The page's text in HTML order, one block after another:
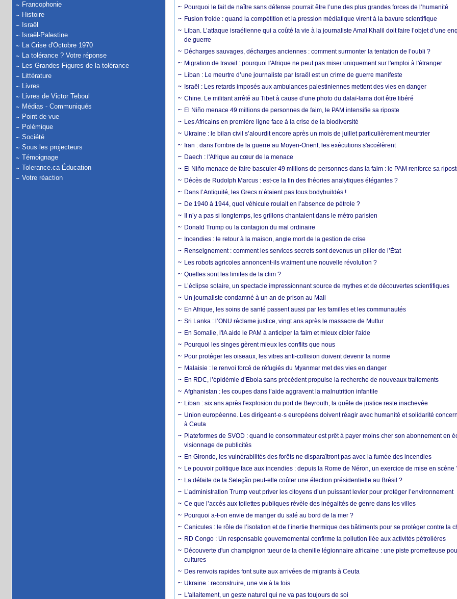
Francophonie
Histoire
Israël
Israël-Palestine
La Crise d'Octobre 1970
La tolérance ? Votre réponse
Les Grandes Figures de la tolérance
Littérature
Livres
Livres de Victor Teboul
Médias - Communiqués
Point de vue
Polémique
Société
Sous les projecteurs
Témoignage
Tolerance.ca Éducation
Votre réaction
Pourquoi le fait de naître sans défense pourrait être l’une des plus grandes forces de l’humanité
Fusion froide : quand la compétition et la pression médiatique virent à la bavure scientifique
Liban. L’attaque israélienne qui a coûté la vie à la journaliste Amal Khalil doit faire l’objet d’une
de guerre
Décharges sauvages, décharges anciennes : comment surmonter la tentation de l’oubli ?
Migration de travail : pourquoi l'Afrique ne peut pas miser uniquement sur l'emploi à l'étranger
Liban : Le meurtre d’une journaliste par Israël est un crime de guerre manifeste
Israël : Les retards imposés aux ambulances palestiniennes mettent des vies en danger
Chine. Le militant arrêté au Tibet à cause d’une photo du dalaï-lama doit être libéré
El Niño menace 49 millions de personnes de faim, le PAM intensifie sa riposte
Les Africains en première ligne face à la crise de la biodiversité
Ukraine : le bilan civil s’alourdit encore après un mois de juillet particulièrement meurtrier
Iran : dans l'ombre de la guerre au Moyen-Orient, les exécutions s'accélèrent
Daech : l'Afrique au cœur de la menace
El Niño menace de faire basculer 49 millions de personnes dans la faim : le PAM renforce sa
Décès de Rudolph Marcus : est-ce la fin des théories analytiques élégantes ?
Dans l’Antiquité, les Grecs n’étaient pas tous bodybuildés !
De 1940 à 1944, quel véhicule roulait en l’absence de pétrole ?
Il n’y a pas si longtemps, les grillons chantaient dans le métro parisien
Donald Trump ou la contagion du mal ordinaire
Incendies : le retour à la maison, angle mort de la gestion de crise
Renseignement : comment les services secrets sont devenus un pilier de l’État
Les robots agricoles annoncent-ils vraiment une nouvelle révolution ?
Quelles sont les limites de la clim ?
L’éclipse solaire, un spectacle impressionnant source de mythes et de découvertes scientifiques
Un journaliste condamné à un an de prison au Mali
En Afrique, les soins de santé passent aussi par les familles et les communautés
Sri Lanka : l’ONU réclame justice, vingt ans après le massacre de Muttur
En Somalie, l'IA aide le PAM à anticiper la faim et mieux cibler l'aide
Pourquoi les singes gèrent mieux les conflits que nous
Pour protéger les oiseaux, les vitres anti-collision doivent devenir la norme
Malaisie : le renvoi forcé de réfugiés du Myanmar met des vies en danger
En RDC, l’épidémie d’Ebola sans précédent propulse la recherche de nouveaux traitements
Afghanistan : les coupes dans l’aide aggravent la malnutrition infantile
Liban : six ans après l'explosion du port de Beyrouth, la quête de justice reste inachevée
Union européenne. Les dirigeant·e·s européens doivent réagir avec humanité et solidarité
à Ceuta
Plateformes de SVOD : quand le consommateur est prêt à payer moins cher son abonnement en
visionnage de publicités
En Gironde, les vulnérabilités des forêts ne disparaîtront pas avec la fumée des incendies
Le pouvoir politique face aux incendies : depuis la Rome de Néron, un exercice de mise en scène
La défaite de la Seleção peut-elle coûter une élection présidentielle au Brésil ?
L’administration Trump veut priver les citoyens d’un puissant levier pour protéger l’environnement
Ce que l’accès aux toilettes publiques révèle des inégalités de genre dans les villes
Pourquoi a-t-on envie de manger du salé au bord de la mer ?
Canicules : le rôle de l’isolation et de l’inertie thermique des bâtiments pour se protéger contre la
RD Congo : Un responsable gouvernemental confirme la pollution liée aux activités pétrolières
Découverte d'un champignon tueur de la chenille légionnaire africaine : une piste prometteuse
cultures
Des renvois rapides font suite aux arrivées de migrants à Ceuta
Ukraine : reconstruire, une vie à la fois
L'allaitement, un geste naturel qui ne va pas toujours de soi